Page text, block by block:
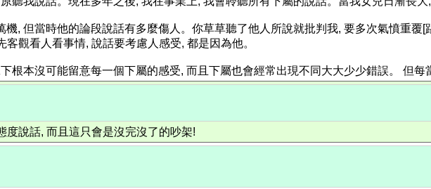
, 但當時他的論段說話有多麼傷人。你草草聽了他人所說就批判我, 要多次氣憤重覆
觀看人看事情, 說話要考慮人感受, 都是因為他。
根本沒可能留意每一個下屬的感受, 而且下屬也會經常出現不同大大少少錯誤。 但每
說話, 而且這只會是沒完沒了的吵架!